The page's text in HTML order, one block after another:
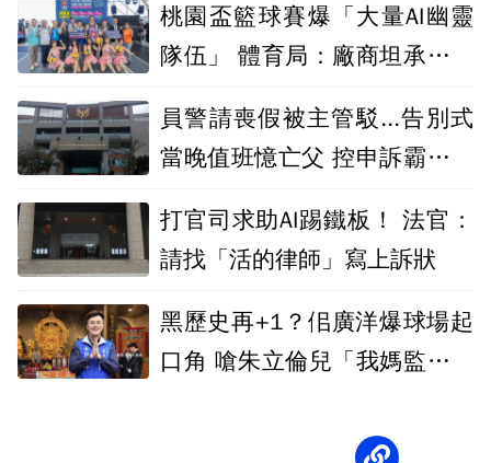
桃園盃籃球賽爆「大量AI幽靈
隊伍」 體育局：廠商坦承造假
員警請喪假被主管駁...告別式
當晚值班憶亡父 控申訴霸凌卻
打官司求助AI踢鐵板！ 法官：
請找「活的律師」寫上訴狀
黑歷史再+1？佀廣洋爆球場起
口角 嗆朱立倫兒「我媽監督你